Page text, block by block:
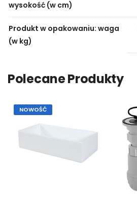
wysokość (w cm)
Produkt w opakowaniu: waga
(w kg)
Polecane Produkty
NOWOŚĆ